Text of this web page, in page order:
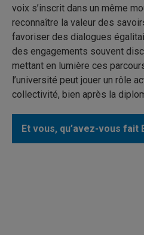
voix s’inscrit dans un même
reconnaître la valeur des
favoriser des dialogues
des engagements souvent
mettant en lumière ces
l’université peut jouer un rôle
collectivité, bien après la
Et vous, qu’avez-vous fait